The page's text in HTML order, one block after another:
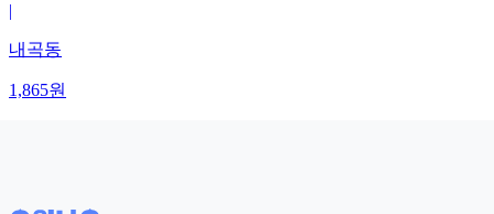
|
내곡동
1,865원